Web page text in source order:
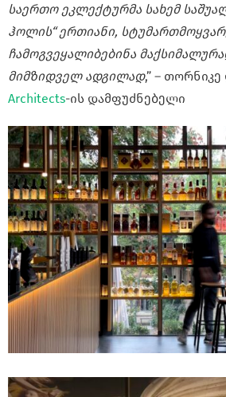
საერთო ეკლექტურმა სახემ
ჰოლის“ ერთიანი,
ჩამოგვეყალიბებინა
მიმზიდველ ადგილად,” –
Architects-ის დამფუძნებელი